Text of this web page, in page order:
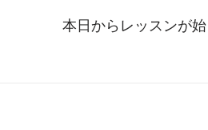
本日からレッスンが始